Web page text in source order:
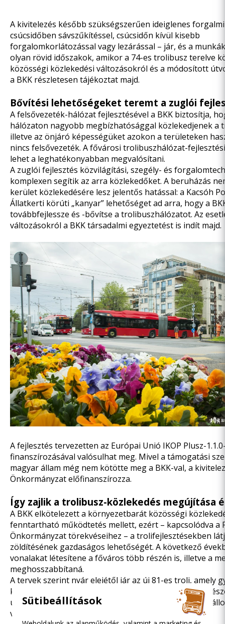
A kivitelezés később szükségszerűen ideiglenes
csúcsidőben sávszűkítéssel, csúcsidőn kívül kisebb
forgalomkorlátozással vagy lezárással – jár, és a
olyan rövid időszakok, amikor a 74-es trolibusz terelve
közösségi közlekedési változásokról és a módosított
a BKK részletesen tájékoztat majd.
Bővítési lehetőségeket teremt a zuglói
A felsővezeték-hálózat fejlesztésével a BKK biztosítja,
hálózaton nagyobb megbízhatósággal közlekedjenek a
illetve az önjáró képességüket azokon a területeken
nincs felsővezeték. A fővárosi trolibuszhálózat-
lehet a leghatékonyabban megvalósítani.
A zuglói fejlesztés közvilágítási, szegély- és
komplexen segítik az arra közlekedőket. A beruházás
kerület közlekedésére lesz jelentős hatással: a Kacsóh
Állatkerti körúti „kanyar” lehetőséget ad arra, hogy a
továbbfejlessze és -bővítse a trolibuszhálózatot. Az
változásokról a BKK társadalmi egyeztetést is indít majd.
A fejlesztés tervezetten az Európai Unió IKOP Plusz-
finanszírozásával valósulhat meg. Mivel a támogatási
magyar állam még nem kötötte meg a BKK-val, a
Önkormányzat előfinanszírozza.
Így zajlik a trolibusz-közlekedés megújítása
A BKK elkötelezett a környezetbarát közösségi
fenntartható működtetés mellett, ezért – kapcsolódva a
Önkormányzat törekvéseihez – a trolifejlesztésekben
zöldítésének gazdaságos lehetőségét. A következő
vonalakat létesítene a főváros több részén is, illetve a
meghosszabbítaná.
A tervek szerint nyár elejétől járaz új 81-es troli, amely
kényelmesebb közlekedést biztosít Zugló Alsórákos
utcán közlekedve kapcsolja össze a Mexikói úti
vezér terével.
Sütibeállítások